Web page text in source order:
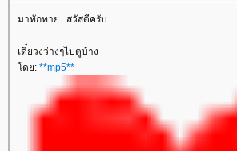
มาทักทาย...สวัสดีครับ
เดี๋ยวงว่างๆไปดูบ้าง
ดย: **mp5**